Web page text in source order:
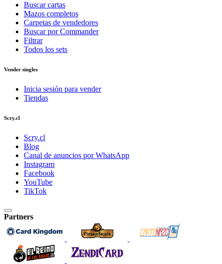
Buscar cartas
Mazos completos
Carpetas de vendedores
Buscar por Commander
Filtrar
Todos los sets
Vender singles
Inicia sesión para vender
Tiendas
Scry.cl
Scry.cl
Blog
Canal de anuncios por WhatsApp
Instagram
Facebook
YouTube
TikTok
Partners